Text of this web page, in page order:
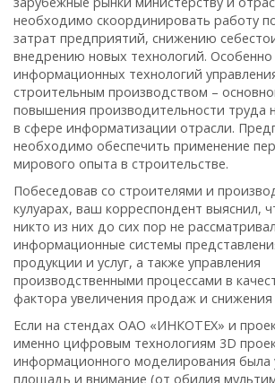
необходимо скоординировать работу
затрат предприятий, снижению
внедрению новых технологий. Особенно
информационных технологий
строительным производством –
повышения производительности труда
в сфере информатизации отрасли.
необходимо обеспечить применение
мирового опыта в строительстве.
Побеседовав со строителями и
кулуарах, ваш корреспондент выяснил,
никто из них до сих пор не рассматривал
информационные системы
продукции и услуг, а также управления
производственными процессами в
фактора увеличения продаж и снижения
Если на стендах ОАО «ИНКОТЕХ» и
именно цифровым технологиям 3D
информационного моделирования была
площадь и внимание (от обилия